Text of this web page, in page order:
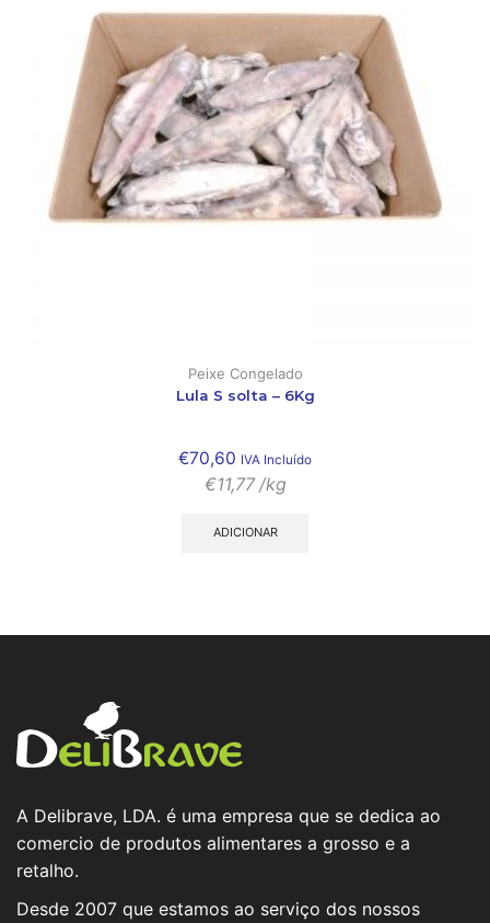
Peixe Congelado
Lula S solta – 6Kg
€70,60 IVA Incluído
€11,77 /kg
ADICIONAR
A Delibrave, LDA. é uma empresa que se dedica ao
comercio de produtos alimentares a grosso e a
retalho.
Desde 2007 que estamos ao serviço dos nossos